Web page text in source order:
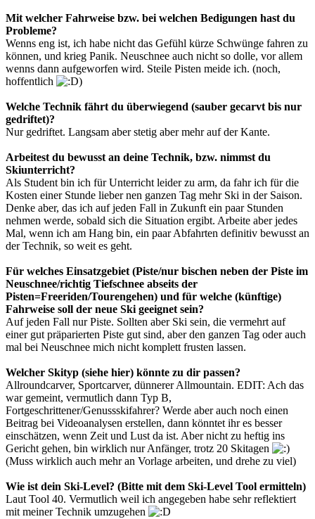
Mit welcher Fahrweise bzw. bei welchen Bedigungen hast du
Probleme?
Wenns eng ist, ich habe nicht das Gefühl kürze Schwünge fahren zu
können, und krieg Panik. Neuschnee auch nicht so dolle, vor allem
wenns dann aufgeworfen wird. Steile Pisten meide ich. (noch,
hoffentlich
)
Welche Technik fährt du überwiegend (sauber gecarvt bis nur
gedriftet)?
Nur gedriftet. Langsam aber stetig aber mehr auf der Kante.
Arbeitest du bewusst an deine Technik, bzw. nimmst du
Skiunterricht?
Als Student bin ich für Unterricht leider zu arm, da fahr ich für die
Kosten einer Stunde lieber nen ganzen Tag mehr Ski in der Saison.
Denke aber, das ich auf jeden Fall in Zukunft ein paar Stunden
nehmen werde, sobald sich die Situation ergibt. Arbeite aber jedes
Mal, wenn ich am Hang bin, ein paar Abfahrten definitiv bewusst an
der Technik, so weit es geht.
Für welches Einsatzgebiet (Piste/nur bischen neben der Piste im
Neuschnee/richtig Tiefschnee abseits der
Pisten=Freeriden/Tourengehen) und für welche (künftige)
Fahrweise soll der neue Ski geeignet sein?
Auf jeden Fall nur Piste. Sollten aber Ski sein, die vermehrt auf
einer gut präparierten Piste gut sind, aber den ganzen Tag oder auch
mal bei Neuschnee mich nicht komplett frusten lassen.
Welcher Skityp (siehe hier) könnte zu dir passen?
Allroundcarver, Sportcarver, dünnerer Allmountain. EDIT: Ach das
war gemeint, vermutlich dann Typ B,
Fortgeschrittener/Genussskifahrer? Werde aber auch noch einen
Beitrag bei Videoanalysen erstellen, dann könntet ihr es besser
einschätzen, wenn Zeit und Lust da ist. Aber nicht zu heftig ins
Gericht gehen, bin wirklich nur Anfänger, trotz 20 Skitagen
(Muss wirklich auch mehr an Vorlage arbeiten, und drehe zu viel)
Wie ist dein Ski-Level? (Bitte mit dem Ski-Level Tool ermitteln)
Laut Tool 40. Vermutlich weil ich angegeben habe sehr reflektiert
mit meiner Technik umzugehen